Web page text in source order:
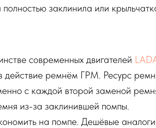
заклинила или
современных двигателей
действие ремнём ГРМ. Ресурс
с каждой второй заменой
из-за заклинившей помпы.
на помпе. Дешёвые